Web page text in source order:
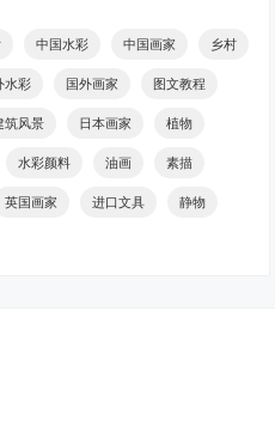
中国水彩 中国画家 乡村
水彩 国外画家 图文教程
筑风景 日本画家 植物
水彩颜料 油画 素描
英国画家 进口文具 静物